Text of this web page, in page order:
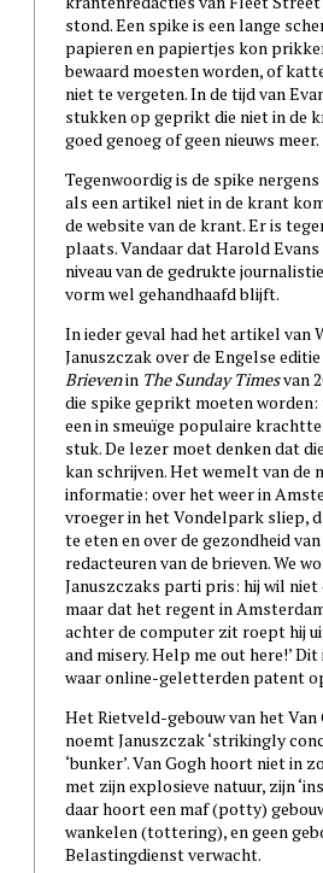
stond. Een spike is een lange
papieren en papiertjes kon
bewaard moesten worden, of
niet te vergeten. In de tijd van
stukken op geprikt die niet in de
goed genoeg of geen nieuws meer.
Tegenwoordig is de spike
als een artikel niet in de krant
de website van de krant. Er is
plaats. Vandaar dat Harold
niveau van de gedrukte
vorm wel gehandhaafd blijft.
In ieder geval had het artikel van
Januszczak over de Engelse
Brievenin The Sunday Timesvan
die spike geprikt moeten worden:
een in smeuïge populaire
stuk. De lezer moet denken dat
kan schrijven. Het wemelt van de
informatie: over het weer in
vroeger in het Vondelpark sliep,
te eten en over de gezondheid van
redacteuren van de brieven. We
Januszczaks parti pris: hij wil
maar dat het regent in
achter de computer zit roept hij
and misery. Help me out here!’
waar online-geletterden patent
Het Rietveld-gebouw van het Van
noemt Januszczak ‘strikingly
‘bunker’. Van Gogh hoort niet in
met zijn explosieve natuur, zijn
daar hoort een maf (potty)
wankelen (tottering), en geen
Belastingdienst verwacht.